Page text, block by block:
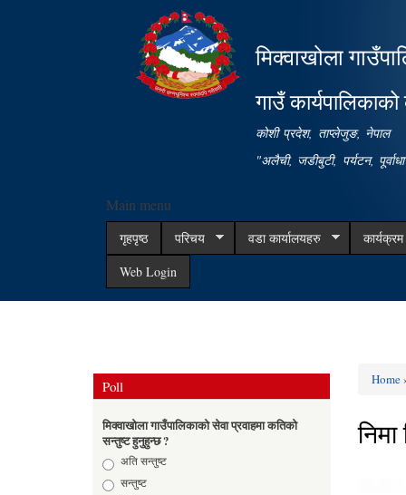
मिक्वाखोला
गाउँ कार्यपालिकाको
कोशी प्रदेश, ताप्लेजुङ, नेपाल
"अलैची, जडीबुटी, पर्यटन,
Main menu
गृहपृष्ठ परिचय वडा कार्यालयहरु
Web Login
Poll
मिक्वाखोला गाउँपालिकाको सेवा प्रवाहमा कतिको
सन्तुष्ट हुनुहुन्छ ?
Choicesअति सन्तुष्ट
सन्तुष्ट
Home
निमा